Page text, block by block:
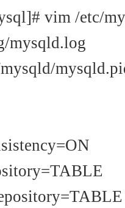
vim /etc/
mysqld.log